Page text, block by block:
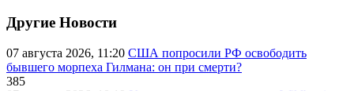
Другие Новости
07 августа 2026, 11:20 США попросили РФ освободить
бывшего морпеха Гилмана: он при смерти?
385